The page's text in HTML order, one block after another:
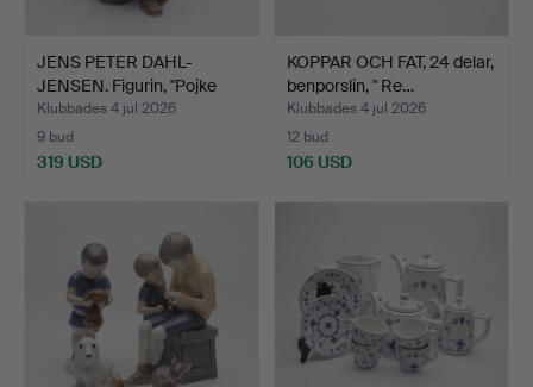
JENS PETER DAHL-
JENSEN. Figurin, "Pojke
so…
Klubbades 4 jul 2026
9 bud
319 USD
KOPPAR OCH FAT, 24 delar,
benporslin, " Re…
Klubbades 4 jul 2026
12 bud
106 USD